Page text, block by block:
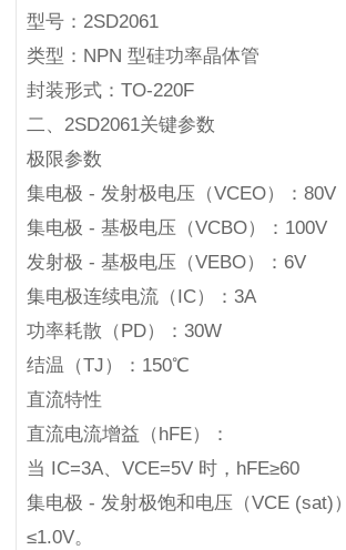
型号：2SD2061
类型：NPN 型硅功率晶体管
封装形式：TO-220F
二、2SD2061关键参数
极限参数
集电极 - 发射极电压（VCEO）：80V
集电极 - 基极电压（VCBO）：100V
发射极 - 基极电压（VEBO）：6V
集电极连续电流（IC）：3A
功率耗散（PD）：30W
结温（TJ）：150℃
直流特性
直流电流增益（hFE）：
当 IC=3A、VCE=5V 时，hFE≥60
集电极 - 发射极饱和电压（VCE (sat)
≤1.0V。